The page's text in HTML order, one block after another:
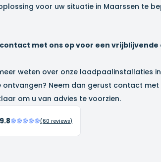
voor uw situatie in Maarssen te
met ons op voor een
weten over onze laadpaalinstallaties in
Neem dan gerust contact met
om u van advies te voorzien.
9.8 (60 reviews)